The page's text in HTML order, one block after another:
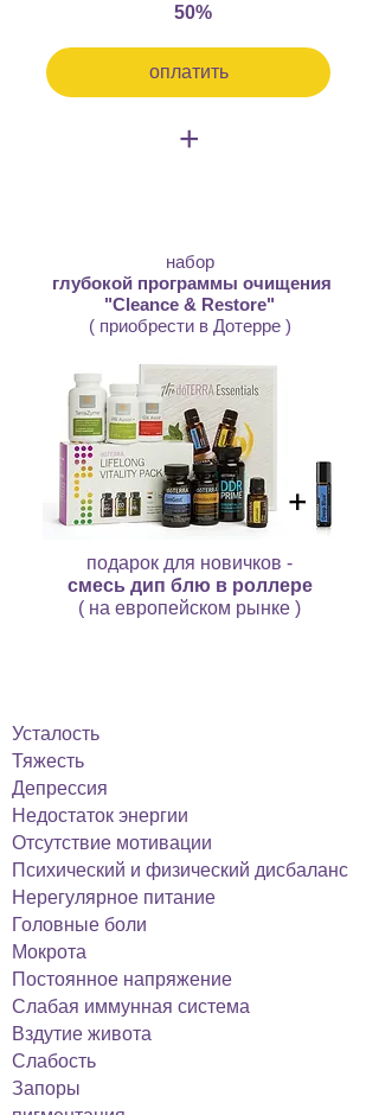
50%
оплатить
+
набор
глубокой программы очищения
"Cleance & Restore"
( приобрести в Дотерре )
подарок для новичков -
смесь дип блю в роллере
( на европейском рынке )
Усталость
Тяжесть
Депрессия
Недостаток энергии
Отсутствие мотивации
Психический и физический дисбаланс
Нерегулярное питание
Головные боли
Мокрота
Постоянное напряжение
Слабая иммунная система
Вздутие живота
Слабость
Запоры